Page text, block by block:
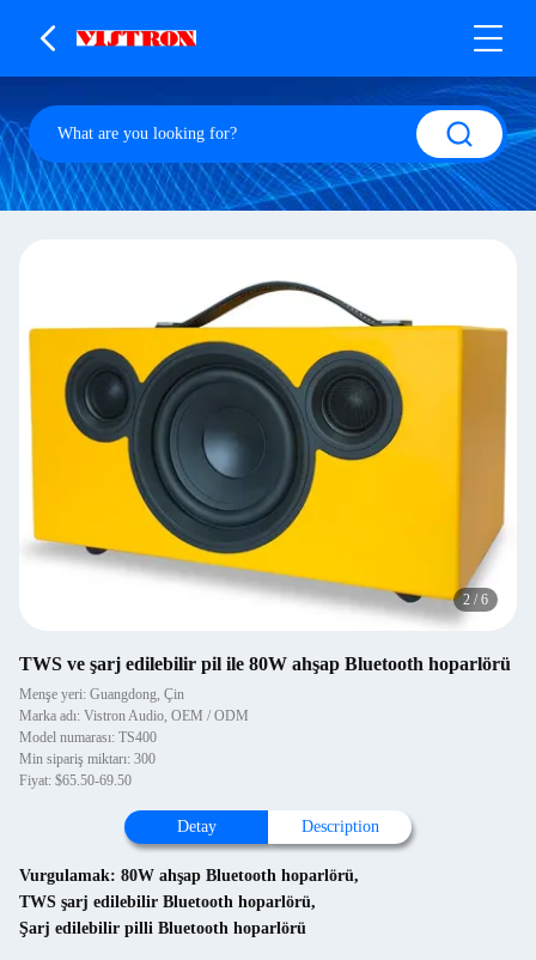
2 / 6
TWS ve şarj edilebilir pil ile 80W ahşap Bluetooth hoparlörü
Menşe yeri: Guangdong, Çin
Marka adı: Vistron Audio, OEM / ODM
Model numarası: TS400
Min sipariş miktarı: 300
Fiyat: $65.50-69.50
Detay Description
Vurgulamak: 80W ahşap Bluetooth hoparlörü,
TWS şarj edilebilir Bluetooth hoparlörü,
Şarj edilebilir pilli Bluetooth hoparlörü